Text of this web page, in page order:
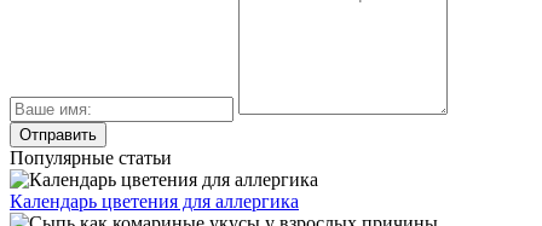
Популярные статьи
Календарь цветения для аллергика